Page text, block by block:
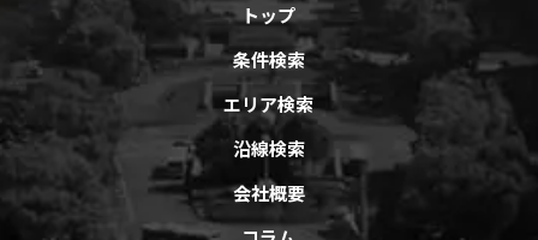
トップ
条件検索
エリア検索
沿線検索
会社概要